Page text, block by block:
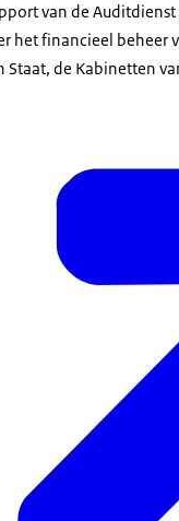
van de
het financieel beheer
Staat, de Kabinetten